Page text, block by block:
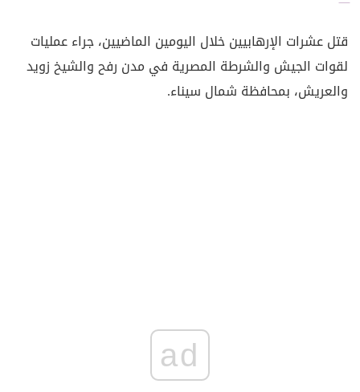
قتل عشرات الإرهابيين خلال اليومين الماضيين، جراء عمليات
لقوات الجيش والشرطة المصرية في مدن رفح والشيخ زويد
والعريش، بمحافظة شمال سيناء.
ad